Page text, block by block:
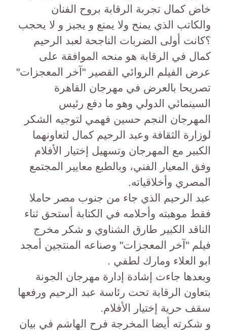
خاض كمال تجربة الرقابة بروح الفنان
والكاتب الذي يمنح ولا يمنع و يجيز و لا يحجب
؟كانت أولى الضربات الناجحة لعبد الرحيم
كمال في الرقابة هو منحه الموافقة على
عرض الفيلم الروائي القصير "آخر المعجزات"
تصريحا بالعرض في مهرجان القاهرة
السينمائي الدولي وهو ما دفع رئيس
المهرجان النجم حسين فهمي لتوجيه الشكر
لوزارة الثقافة وعبد الرحيم كمال لتعاونهما
الكبير مع المهرجان وتسهيل إختيار الأفلام
وفق المعيار الفني، وبالطبع معايير المجتمع
المصري وأخلاقياته.
عبد الرحيم الذي جاء من جنوب مصر حاملا
فقط موهبته وأحلامه في الكتابة أستحق ثناء
الناقد الكبير طارق الشناوي و شكر مخرج
فيلم "آخر المعجزات" وصناعه المنتجين أمجد
ابو العلاء ومارك لطفي .
وبعدها جاءت إشادة إدارة مهرجان الجونة
بتعاون الرقابة تحت رئاسة عبد الرحيم ورفعها
سقف حرية إختيار الأفلام.
و شكرته أيضا المخرجة فرح الهاشم في بيان